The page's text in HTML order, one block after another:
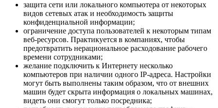
защита сети или локального компьютера от некоторых
видов сетевых атак и необходимость защиты
конфиденциальной информации;
ограничение доступа пользователей к некоторым типам
веб-ресурсов. Практикуется в компаниях, чтобы
предотвратить нерациональное расходование рабочего
времени сотрудниками;
желание подключить к Интернету несколько
компьютеров при наличии одного IP-адреса. Настройки
могут быть выполнены таким образом, что от внешних
машин будет скрыта информация о локальных машинах,
видеть они смогут только посредника;